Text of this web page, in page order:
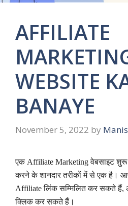
AFFILIATE
WEBSITE
BANAYE
November 5, 2022 by
एक Affiliate Marketing वेबसाइट शुरू
करने के शानदार तरीकों में से एक है।
Affiliate लिंक सम्मिलित कर सकते हैं,
क्लिक कर सकते हैं।